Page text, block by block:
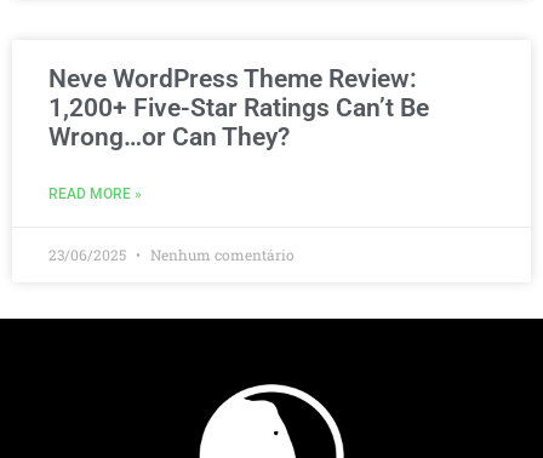
Neve WordPress Theme Review:
1,200+ Five-Star Ratings Can’t Be
Wrong…or Can They?
READ MORE »
23/06/2025 Nenhum comentário